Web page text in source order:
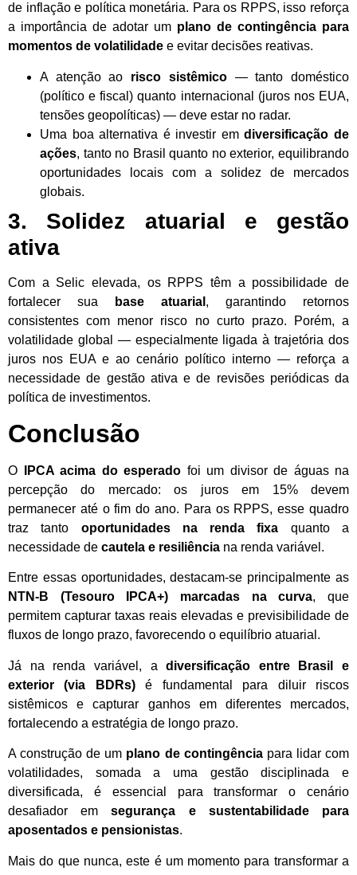
de inflação e política monetária. Para os RPPS, isso reforça
a importância de adotar um plano de contingência para
momentos de volatilidade e evitar decisões reativas.
A atenção ao risco sistêmico— tanto doméstico
(político e fiscal) quanto internacional (juros nos EUA,
tensões geopolíticas) — deve estar no radar.
Uma boa alternativa é investir emdiversificação de
ações, tanto no Brasil quanto no exterior, equilibrando
oportunidades locais com a solidez de mercados
globais.
3. Solidez atuarial e gestão
ativa
Com a Selic elevada, os RPPS têm a possibilidade de
fortalecer sua
base atuarial , garantindo retornos
consistentes com menor risco no curto prazo. Porém, a
volatilidade global — especialmente ligada à trajetória dos
juros nos EUA e ao cenário político interno — reforça a
necessidade de gestão ativa e de revisões periódicas da
política de investimentos.
Conclusão
O IPCA acima do esperado foi um divisor de águas na
percepção do mercado: os juros em 15% devem
permanecer até o fim do ano. Para os RPPS, esse quadro
traz tanto oportunidades na renda fixa quanto a
necessidade de cautela e resiliência na renda variável.
Entre essas oportunidades, destacam-se principalmente as
NTN-B (Tesouro IPCA+) marcadas na curva, que
permitem capturar taxas reais elevadas e previsibilidade de
fluxos de longo prazo, favorecendo o equilíbrio atuarial.
Já na renda variável, adiversificação entre Brasil e
exterior (via BDRs)é fundamental para diluir riscos
sistêmicos e capturar ganhos em diferentes mercados,
fortalecendo a estratégia de longo prazo.
A construção de um plano de contingênciapara lidar com
volatilidades, somada a uma gestão disciplinada e
diversificada, é essencial para transformar o cenário
desafiador emsegurança e sustentabilidade para
aposentados e pensionistas.
Mais do que nunca, este é um momento para transformar a